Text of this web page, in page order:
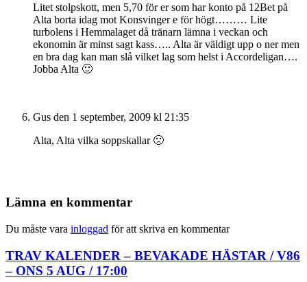
Litet stolpskott, men 5,70 för er som har konto på 12Bet på
Alta borta idag mot Konsvinger e för högt……… Lite
turbolens i Hemmalaget då tränarn lämna i veckan och
ekonomin är minst sagt kass….. Alta är väldigt upp o ner men
en bra dag kan man slå vilket lag som helst i Accordeligan….
Jobba Alta 🙂
Gus den 1 september, 2009 kl 21:35
Alta, Alta vilka soppskallar 🙁
Lämna en kommentar
Du måste vara inloggad för att skriva en kommentar
TRAV KALENDER – BEVAKADE HÄSTAR / V86
– ONS 5 AUG / 17:00